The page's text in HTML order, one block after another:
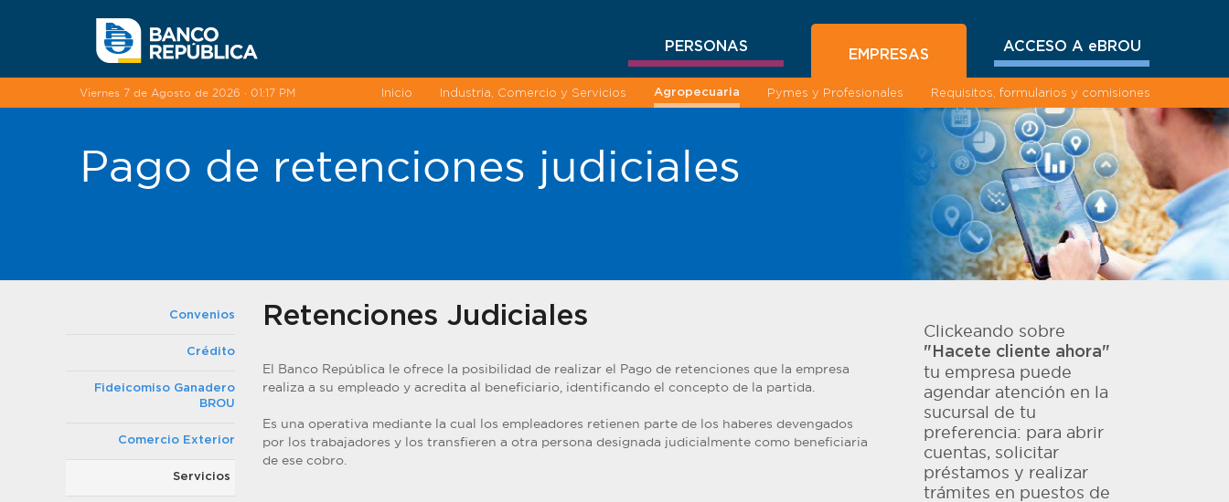
PERSONAS
EMPRESAS
ACCESO A eBROU
Viernes 7 de Agosto de 2026 · 01:17 PM Inicio Industria, Comercio y Servicios Agropecuaria Pymes y Profesionales Requisitos, formularios y comisiones
Pago de retenciones judiciales
Convenios
Crédito
Fideicomiso Ganadero
BROU
Comercio Exterior
Servicios
Retenciones Judiciales
El Banco República le ofrece la posibilidad de realizar el Pago de retenciones que la empresa
realiza a su empleado y acredita al beneficiario, identificando el concepto de la partida.
Es una operativa mediante la cual los empleadores retienen parte de los haberes devengados
por los trabajadores y los transfieren a otra persona designada judicialmente como beneficiaria
de ese cobro.
Clickeando sobre
"Hacete cliente ahora"
tu empresa puede
agendar atención en la
sucursal de tu
preferencia: para abrir
cuentas, solicitar
préstamos y realizar
trámites en puestos de